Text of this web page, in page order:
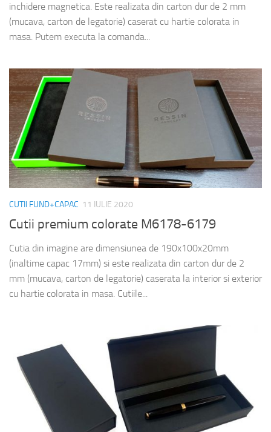
inchidere magnetica. Este realizata din carton dur de 2 mm
(mucava, carton de legatorie) caserat cu hartie colorata in
masa. Putem executa la comanda...
CUTII FUND+CAPAC 11 IULIE 2020
Cutii premium colorate M6178-6179
Cutia din imagine are dimensiunea de 190x100x20mm
(inaltime capac 17mm) si este realizata din carton dur de 2
mm (mucava, carton de legatorie) caserata la interior si exterior
cu hartie colorata in masa. Cutiile...